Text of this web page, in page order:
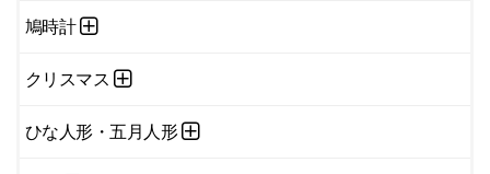
鳩時計
クリスマス
ひな人形・五月人形